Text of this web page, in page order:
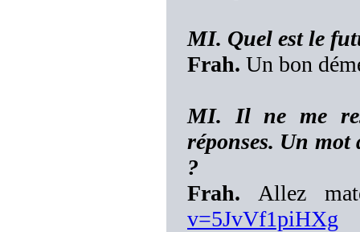
MI. Quel est le
Frah. Un bon
MI. Il ne me
réponses. Un
?
Frah. Allez
v=5JvVf1piHXg